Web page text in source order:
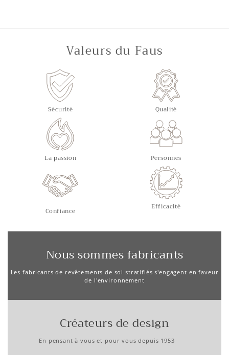
Valeurs du Faus
Sécurité Qualité
La passion Personnes
Confiance Efficacité
Nous sommes fabricants
Les fabricants de revêtements de sol stratifiés s'engagent en faveur
de l'environnement
Créateurs de design
En pensant à vous et pour vous depuis 1953